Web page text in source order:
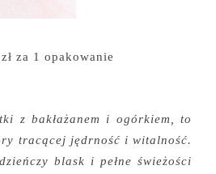
za 1 opakowanie
z bakłażanem i ogórkiem, to
tracącej jędrność i witalność.
blask i pełne świeżości